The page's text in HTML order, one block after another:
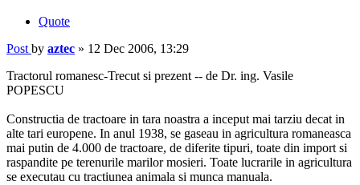
Quote
Post by aztec » 12 Dec 2006, 13:29
Tractorul romanesc-Trecut si prezent -- de Dr. ing. Vasile
POPESCU
Constructia de tractoare in tara noastra a inceput mai tarziu decat in
alte tari europene. In anul 1938, se gaseau in agricultura romaneasca
mai putin de 4.000 de tractoare, de diferite tipuri, toate din import si
raspandite pe terenurile marilor mosieri. Toate lucrarile in agricultura
se executau cu tractiunea animala si munca manuala.